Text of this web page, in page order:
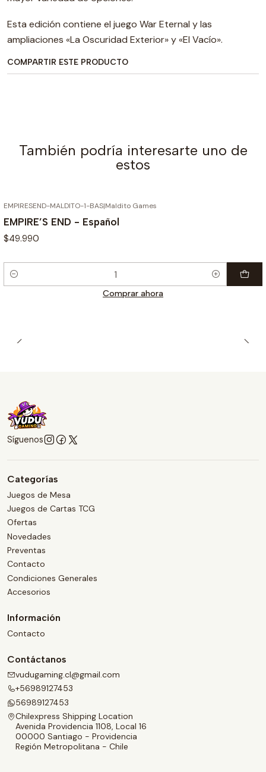
Esta edición contiene el juego War Eternal y las
ampliaciones «La Oscuridad Exterior» y «El Vacío».
COMPARTIR ESTE PRODUCTO
También podría interesarte uno de
estos
EMPIRESEND-MALDITO-1-BAS|Maldito Games
EMPIRE’S END - Español
$49.990
Cantidad
Comprar ahora
Síguenos
Categorías
Juegos de Mesa
Juegos de Cartas TCG
Ofertas
Novedades
Preventas
Contacto
Condiciones Generales
Accesorios
Información
Contacto
Contáctanos
vudugaming.cl@gmail.com
+56989127453
56989127453
Chilexpress Shipping Location
Avenida Providencia 1108, Local 16
00000 Santiago - Providencia
Región Metropolitana - Chile